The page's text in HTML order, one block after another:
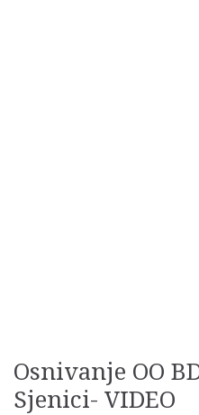
Osnivanje OO
Sjenici- VIDEO